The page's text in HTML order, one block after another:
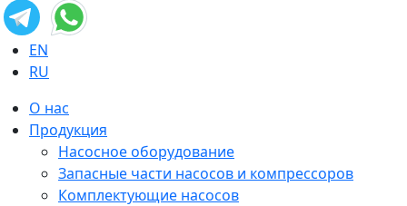
EN
RU
О нас
Продукция
Насосное оборудование
Запасные части насосов и компрессоров
Комплектующие насосов